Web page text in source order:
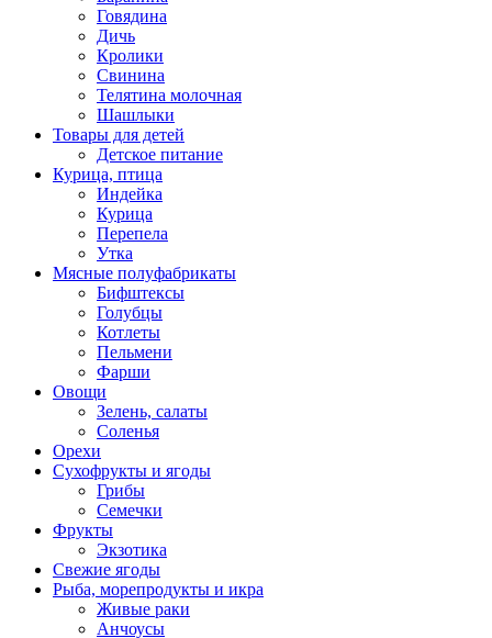
Говядина
Дичь
Кролики
Свинина
Телятина молочная
Шашлыки
Товары для детей
Детское питание
Курица, птица
Индейка
Курица
Перепела
Утка
Мясные полуфабрикаты
Бифштексы
Голубцы
Котлеты
Пельмени
Фарши
Овощи
Зелень, салаты
Соленья
Орехи
Сухофрукты и ягоды
Грибы
Семечки
Фрукты
Экзотика
Свежие ягоды
Рыба, морепродукты и икра
Живые раки
Анчоусы